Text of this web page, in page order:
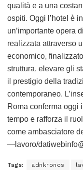
qualità e a una
ospiti. Oggi l’hotel è
un’importante opera
realizzata attraverso
economico,
struttura, elevare gli
il prestigio della
contemporaneo.
Roma conferma oggi
tempo e rafforza il
come ambasciatore
—lavoro/
Tags: adnkronos